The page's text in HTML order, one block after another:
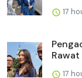
17
Rawat
17